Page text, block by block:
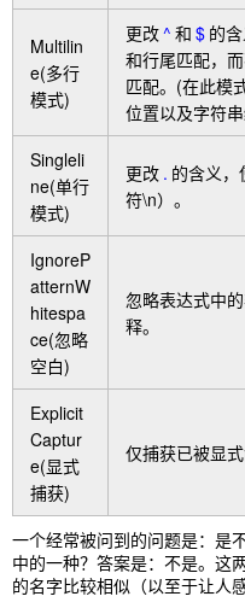
Multilin
e(多行
模式)
更改^ 和 $ 的
和行尾匹配，
匹配。(在此模
位置以及字符
Singleli
ne(单行
模式)
更改 . 的含义
符\n）。
IgnoreP
atternW
hitespa
ce(忽略
空白)
忽略表达式中
释。
Explicit
Captur
e(显式
捕获)
仅捕获已被显式
一个经常被问到的问题是：是
中的一种？答案是：不是。这
的名字比较相似（以至于让人